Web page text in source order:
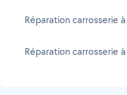
Réparation carrosserie
Réparation carrosserie